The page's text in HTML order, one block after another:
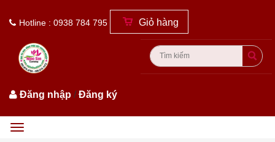
Hotline : 0938 784 795 Giỏ hàng
Đăng nhập /Đăng ký
Menu